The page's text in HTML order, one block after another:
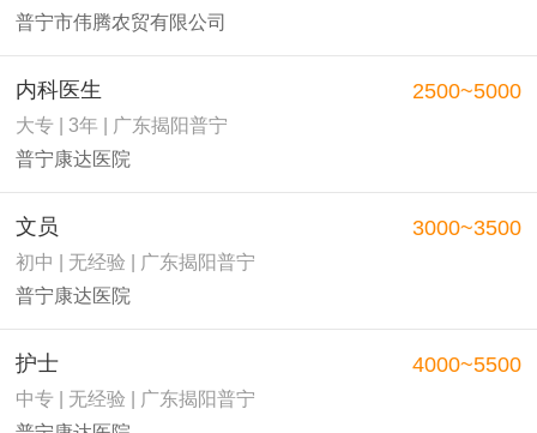
普宁市伟腾农贸有限公司
内科医生
大专 | 3年 | 广东揭阳普宁
普宁康达医院
2500~5000
文员
初中 | 无经验 | 广东揭阳普宁
普宁康达医院
3000~3500
护士
中专 | 无经验 | 广东揭阳普宁
4000~5500